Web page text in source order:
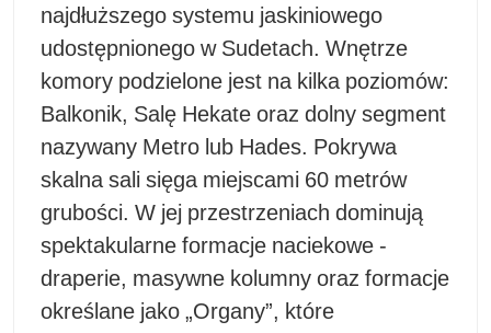
najdłuższego systemu jaskiniowego
udostępnionego w Sudetach. Wnętrze
komory podzielone jest na kilka poziomów:
Balkonik, Salę Hekate oraz dolny segment
nazywany Metro lub Hades. Pokrywa
skalna sali sięga miejscami 60 metrów
grubości. W jej przestrzeniach dominują
spektakularne formacje naciekowe -
draperie, masywne kolumny oraz formacje
określane jako „Organy”, które